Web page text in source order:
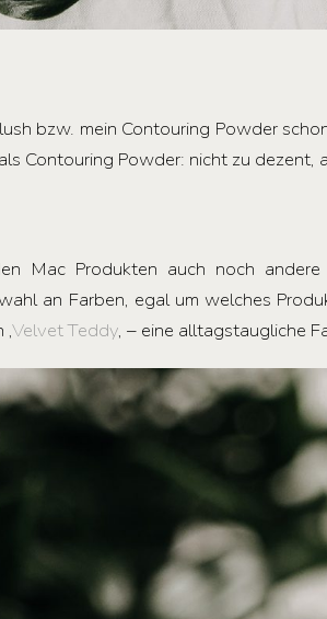
bzw. mein Contouring Powder
Contouring Powder: nicht zu
Mac Produkten auch noch
an Farben, egal um welches
Velvet Teddy‚ – eine alltagstaugliche